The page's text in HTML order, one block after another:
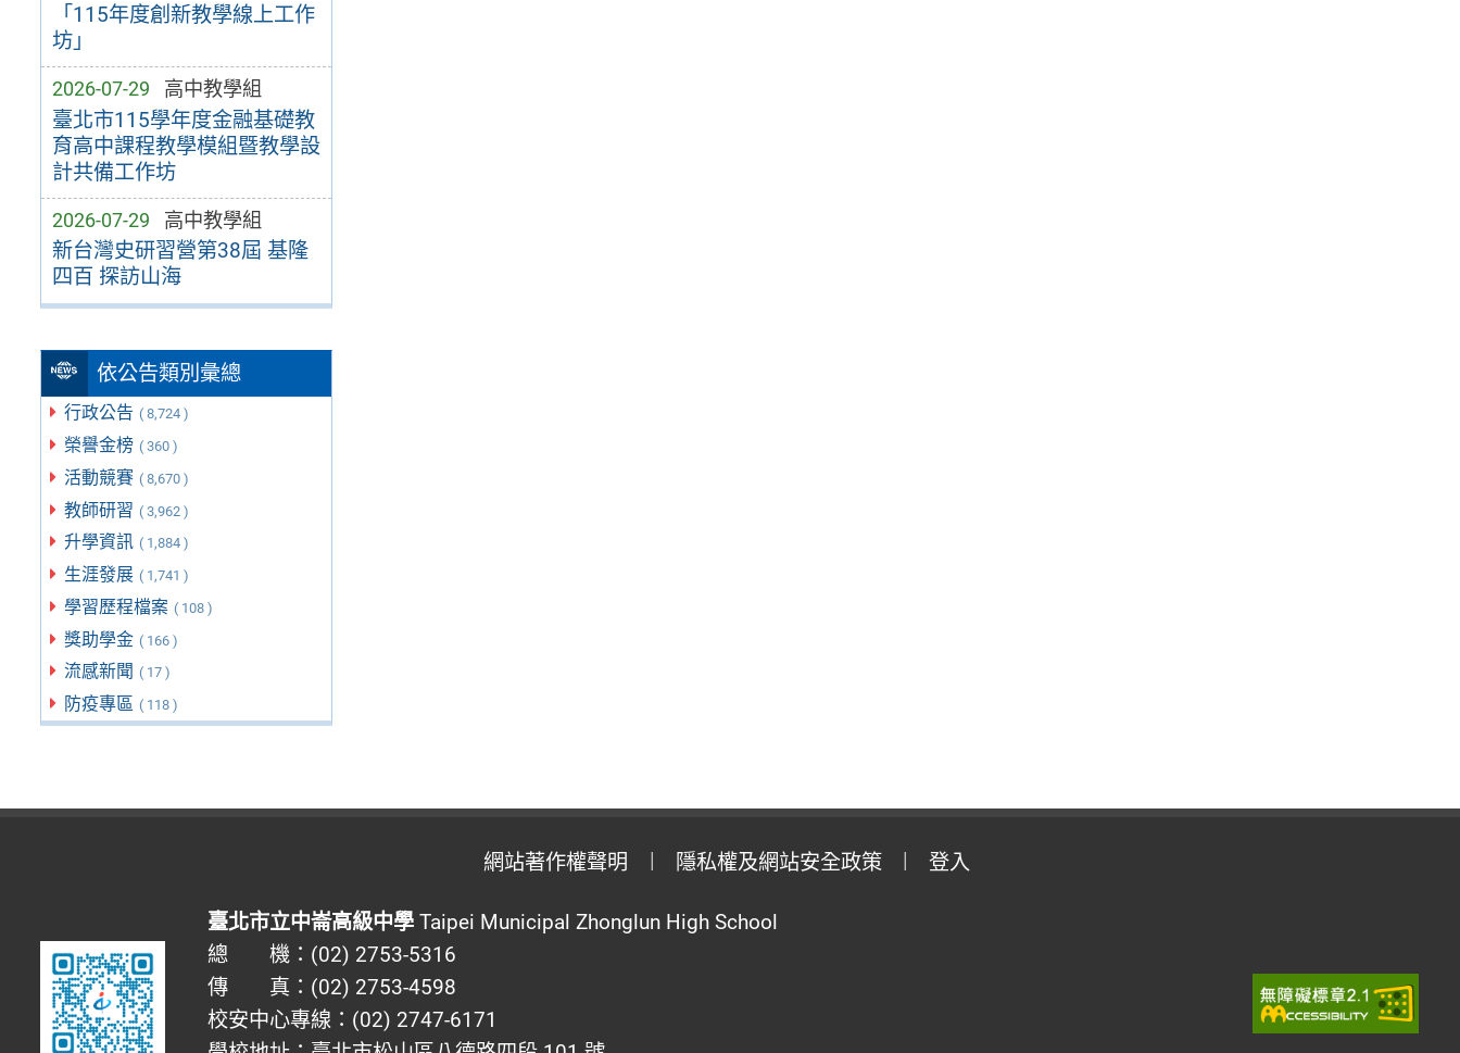
「115年度創新教學線上工作
坊」
2026-07-29 高中教學組
臺北市115學年度金融基礎教
育高中課程教學模組暨教學設
計共備工作坊
2026-07-29 高中教學組
新台灣史研習營第38屆 基隆
四百 探訪山海
依公告類別彙總
行政公告 ( 8,724 )
榮譽金榜 ( 360 )
活動競賽 ( 8,670 )
教師研習 ( 3,962 )
升學資訊 ( 1,884 )
生涯發展 ( 1,741 )
學習歷程檔案 ( 108 )
獎助學金 ( 166 )
流感新聞 ( 17 )
防疫專區 ( 118 )
網站著作權聲明 隱私權及網站安全政策 登入
臺北市立中崙高級中學Taipei Municipal Zhonglun High School
總 機：(02) 2753-5316
傳 真：(02) 2753-4598
校安中心專線：(02) 2747-6171